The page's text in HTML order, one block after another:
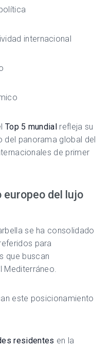
internacional
Top 5 mundial refleja su
del panorama global del
de primer
del lujo
se ha consolidado
para
que buscan
Mediterráneo.
este posicionamiento
residentes en la